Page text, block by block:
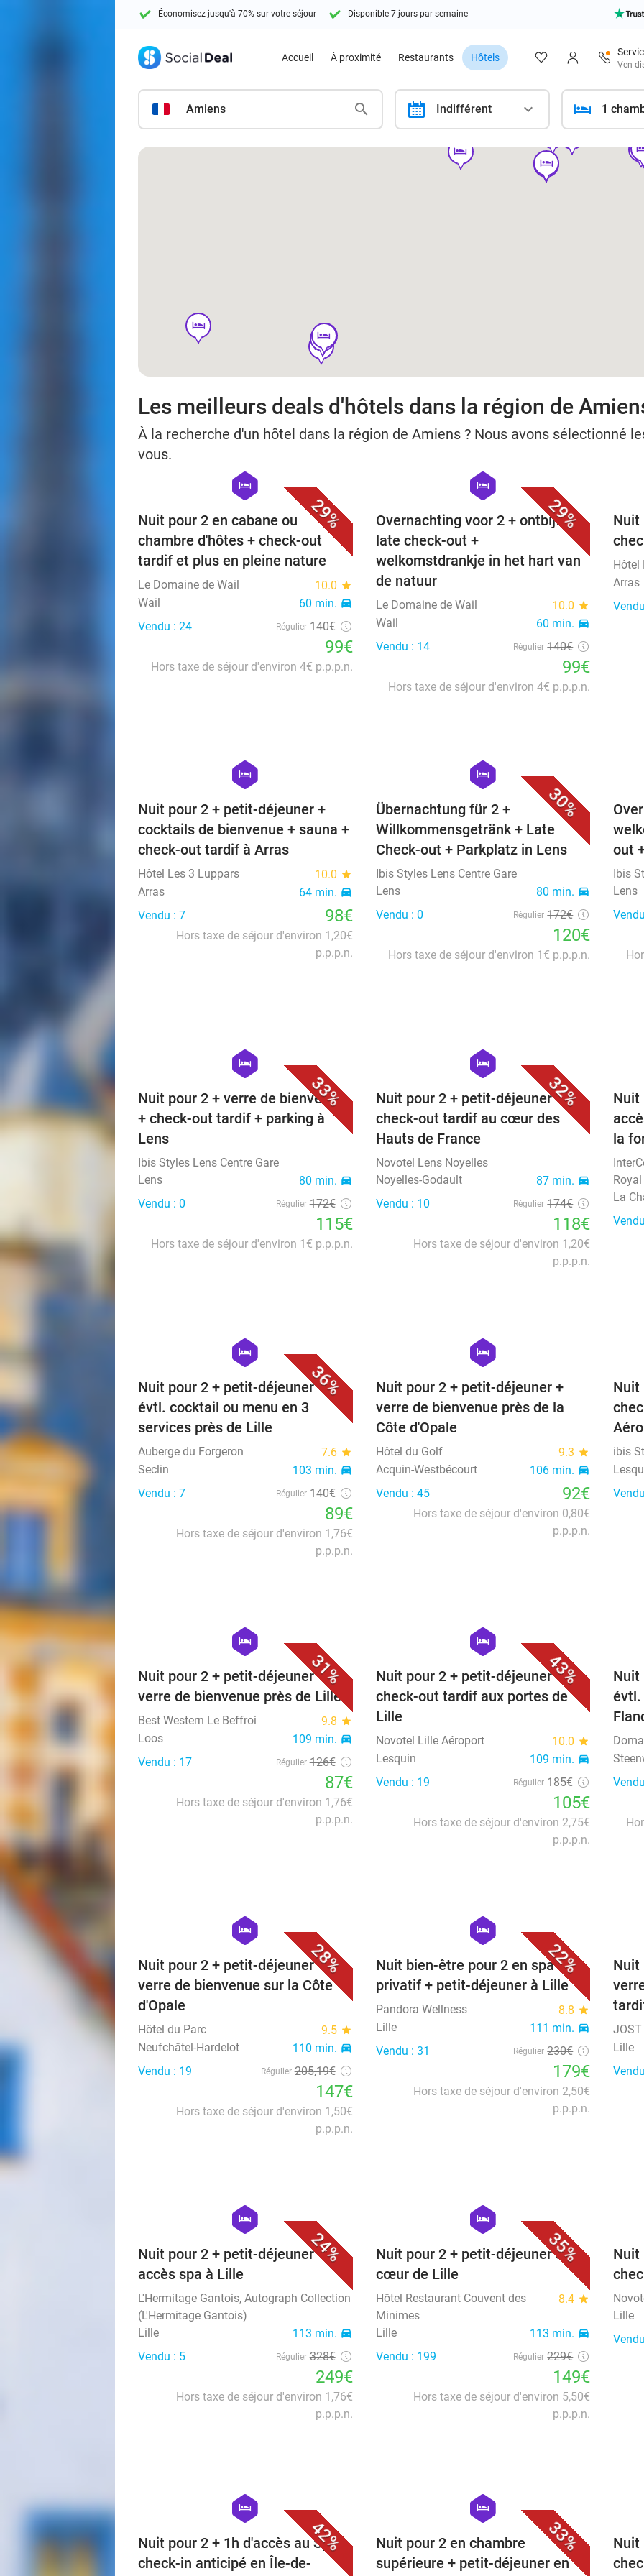
Économisez jusqu'à 70% sur votre séjour
Disponible 7 jours par semaine
Accueil À proximité Restaurants Hôtels
Ven
Amiens calendar Indifférent 1
hotel
hotel
hotel
hotel
hotel
hotel
hotel
hotel
Les meilleurs deals d'hôtels dans la région de
À la recherche d'un hôtel dans la région de Amiens ? Nous avons sélectionné
vous.
29%
hexagon
hotel
Nuit pour 2 en cabane ou
chambre d'hôtes + check-out
tardif et plus en pleine nature
Le Domaine de Wail 10.0 star
Wail 60 min. directions_car
Vendu : 24 Régulier 140€
99€
Hors taxe de séjour d'environ 4€ p.p.p.n.
29%
hexagon
hotel
Overnachting voor 2 + ontbijt +
late check-out +
welkomstdrankje in het hart van
de natuur
Le Domaine de Wail 10.0 star
Wail 60 min. directions_car
Vendu : 14 Régulier 140€
99€
Hors taxe de séjour d'environ 4€ p.p.p.n.
Nuit
Hôtel
Arras
hexagon
hotel
Nuit pour 2 + petit-déjeuner +
cocktails de bienvenue + sauna +
check-out tardif à Arras
Hôtel Les 3 Luppars 10.0 star
Arras 64 min. directions_car
Vendu : 7 98€
Hors taxe de séjour d'environ 1,20€
p.p.p.n.
30%
hexagon
hotel
Übernachtung für 2 +
Willkommensgetränk + Late
Check-out + Parkplatz in Lens
Ibis Styles Lens Centre Gare
Lens
80 min. directions_car
Vendu : 0 Régulier 172€
120€
Hors taxe de séjour d'environ 1€ p.p.p.n.
out
Ibis
Lens
33%
hexagon
hotel
Nuit pour 2 + verre de bienvenue
+ check-out tardif + parking à
Lens
Ibis Styles Lens Centre Gare
Lens
80 min. directions_car
Vendu : 0 Régulier 172€
115€
Hors taxe de séjour d'environ 1€ p.p.p.n.
32%
hexagon
hotel
Nuit pour 2 + petit-déjeuner +
check-out tardif au cœur des
Hauts de France
Novotel Lens Noyelles
Noyelles-Godault
87 min. directions_car
Vendu : 10 Régulier 174€
118€
Hors taxe de séjour d'environ 1,20€
p.p.p.n.
Nuit
la
Royal
La
36%
hexagon
hotel
Nuit pour 2 + petit-déjeuner +
évtl. cocktail ou menu en 3
services près de Lille
Auberge du Forgeron 7.6 star
Seclin 103 min. directions_car
Vendu : 7 Régulier 140€
89€
Hors taxe de séjour d'environ 1,76€
p.p.p.n.
hexagon
hotel
Nuit pour 2 + petit-déjeuner +
verre de bienvenue près de la
Côte d'Opale
Hôtel du Golf 9.3 star
Acquin-Westbécourt 106 min. directions_car
Vendu : 45 92€
Hors taxe de séjour d'environ 0,80€
p.p.p.n.
Nuit
ibis
31%
hexagon
hotel
Nuit pour 2 + petit-déjeuner +
verre de bienvenue près de Lille
Best Western Le Beffroi 9.8 star
Loos 109 min. directions_car
Vendu : 17 Régulier 126€
87€
Hors taxe de séjour d'environ 1,76€
p.p.p.n.
43%
hexagon
hotel
Nuit pour 2 + petit-déjeuner +
check-out tardif aux portes de
Lille
Novotel Lille Aéroport 10.0 star
Lesquin 109 min. directions_car
Vendu : 19 Régulier 185€
105€
Hors taxe de séjour d'environ 2,75€
p.p.p.n.
Nuit
évtl.
28%
hexagon
hotel
Nuit pour 2 + petit-déjeuner +
verre de bienvenue sur la Côte
d'Opale
Hôtel du Parc 9.5 star
Neufchâtel-Hardelot 110 min. directions_car
Vendu : 19 Régulier 205,19€
147€
Hors taxe de séjour d'environ 1,50€
p.p.p.n.
22%
hexagon
hotel
Nuit bien-être pour 2 en spa
privatif + petit-déjeuner à Lille
Pandora Wellness 8.8 star
Lille 111 min. directions_car
Vendu : 31 Régulier 230€
179€
Hors taxe de séjour d'environ 2,50€
p.p.p.n.
Nuit
Lille
24%
hexagon
hotel
Nuit pour 2 + petit-déjeuner +
accès spa à Lille
L'Hermitage Gantois, Autograph Collection
(L'Hermitage Gantois)
Lille
113 min. directions_car
Vendu : 5 Régulier 328€
249€
Hors taxe de séjour d'environ 1,76€
p.p.p.n.
35%
hexagon
hotel
Nuit pour 2 + petit-déjeuner au
cœur de Lille
Hôtel Restaurant Couvent des
Minimes
8.4 star
Lille 113 min. directions_car
Vendu : 199 Régulier 229€
149€
Hors taxe de séjour d'environ 5,50€
p.p.p.n.
Nuit
Lille
42%
hexagon
hotel
Nuit pour 2 + 1h d'accès au Spa +
check-in anticipé en Île-de-
33%
hexagon
hotel
Nuit pour 2 en chambre
supérieure + petit-déjeuner en
Nuit